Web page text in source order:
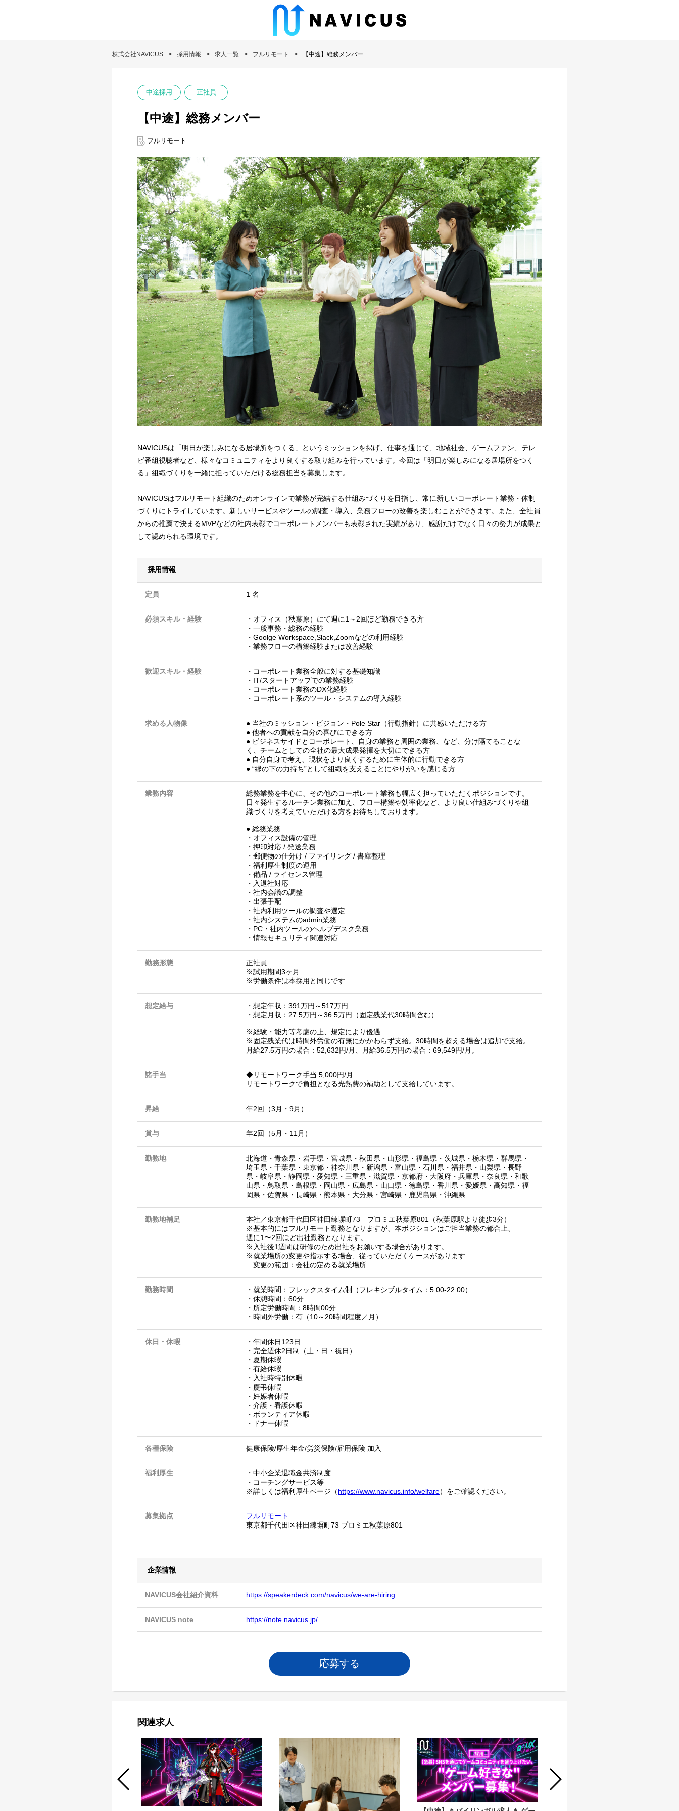
株式会社NAVICUS 採用情報 求人一覧 フルリモート 【中途】総務メンバー
中途採用 正社員
【中途】総務メンバー
フルリモート
NAVICUSは「明日が楽しみになる居場所をつくる」というミッションを掲げ、仕事を通じて、地域社会、ゲームファン、テレ
ビ番組視聴者など、様々なコミュニティをより良くする取り組みを行っています。今回は「明日が楽しみになる居場所をつく
る」組織づくりを一緒に担っていただける総務担当を募集します。
NAVICUSはフルリモート組織のためオンラインで業務が完結する仕組みづくりを目指し、常に新しいコーポレート業務・体制
づくりにトライしています。新しいサービスやツールの調査・導入、業務フローの改善を楽しむことができます。また、全社員
からの推薦で決まるMVPなどの社内表彰でコーポレートメンバーも表彰された実績があり、感謝だけでなく日々の努力が成果と
して認められる環境です。
採用情報
定員 1 名
必須スキル・経験
・オフィス（秋葉原）にて週に1～2回ほど勤務できる方
・一般事務・総務の経験
・Goolge Workspace,Slack,Zoomなどの利用経験
・業務フローの構築経験または改善経験
歓迎スキル・経験
・コーポレート業務全般に対する基礎知識
・IT/スタートアップでの業務経験
・コーポレート業務のDX化経験
・コーポレート系のツール・システムの導入経験
求める人物像
● 当社のミッション・ビジョン・Pole Star（行動指針）に共感いただける方
● 他者への貢献を自分の喜びにできる方
● ビジネスサイドとコーポレート、自身の業務と周囲の業務、など、分け隔てることな
く、チームとしての全社の最大成果発揮を大切にできる方
● 自分自身で考え、現状をより良くするために主体的に行動できる方
● “縁の下の力持ち”として組織を支えることにやりがいを感じる方
業務内容
総務業務を中心に、その他のコーポレート業務も幅広く担っていただくポジションです。
日々発生するルーチン業務に加え、フロー構築や効率化など、より良い仕組みづくりや組
織づくりを考えていただける方をお待ちしております。
● 総務業務
・オフィス設備の管理
・押印対応 / 発送業務
・郵便物の仕分け / ファイリング / 書庫整理
・福利厚生制度の運用
・備品 / ライセンス管理
・入退社対応
・社内会議の調整
・出張手配
・社内利用ツールの調査や選定
・社内システムのadmin業務
・PC・社内ツールのヘルプデスク業務
・情報セキュリティ関連対応
勤務形態
正社員
※試用期間3ヶ月
※労働条件は本採用と同じです
想定給与
・想定年収：391万円～517万円
・想定月収：27.5万円～36.5万円（固定残業代30時間含む）
※経験・能力等考慮の上、規定により優遇
※固定残業代は時間外労働の有無にかかわらず支給。30時間を超える場合は追加で支給。
月給27.5万円の場合：52,632円/月、月給36.5万円の場合：69,549円/月。
諸手当
◆リモートワーク手当 5,000円/月
リモートワークで負担となる光熱費の補助として支給しています。
昇給 年2回（3月・9月）
賞与 年2回（5月・11月）
勤務地 北海道 ・ 青森県 ・ 岩手県 ・ 宮城県 ・ 秋田県 ・ 山形県 ・ 福島県 ・ 茨城県 ・ 栃木県 ・ 群馬県 ・
埼玉県 ・ 千葉県 ・ 東京都 ・ 神奈川県 ・ 新潟県 ・ 富山県 ・ 石川県 ・ 福井県 ・ 山梨県 ・ 長野
県 ・ 岐阜県 ・ 静岡県 ・ 愛知県 ・ 三重県 ・ 滋賀県 ・ 京都府 ・ 大阪府 ・ 兵庫県 ・ 奈良県 ・ 和歌
山県 ・ 鳥取県 ・ 島根県 ・ 岡山県 ・ 広島県 ・ 山口県 ・ 徳島県 ・ 香川県 ・ 愛媛県 ・ 高知県 ・ 福
岡県 ・ 佐賀県 ・ 長崎県 ・ 熊本県 ・ 大分県 ・ 宮崎県 ・ 鹿児島県 ・ 沖縄県
勤務地補足
本社／東京都千代田区神田練塀町73 プロミエ秋葉原801（秋葉原駅より徒歩3分）
※基本的にはフルリモート勤務となりますが、本ポジションはご担当業務の都合上、
週に1〜2回ほど出社勤務となります。
※入社後1週間は研修のため出社をお願いする場合があります。
※就業場所の変更や指示する場合、従っていただくケースがあります
​ 変更の範囲：会社の定める就業場所
勤務時間
・就業時間：フレックスタイム制（フレキシブルタイム：5:00-22:00）
・休憩時間：60分
・所定労働時間：8時間00分
・時間外労働：有（10～20時間程度／月）
休日・休暇
・年間休日123日
・完全週休2日制（土・日・祝日）
・夏期休暇
・有給休暇
・入社時特別休暇
・慶弔休暇
・妊娠者休暇
・介護・看護休暇
・ボランティア休暇
・ドナー休暇
各種保険 健康保険/厚生年金/労災保険/雇用保険 加入
福利厚生
・中小企業退職金共済制度
・コーチングサービス等
※詳しくは福利厚生ページ（https://www.navicus.info/welfare）をご確認ください。
募集拠点
フルリモート
東京都千代田区神田練塀町73 プロミエ秋葉原801
企業情報
NAVICUS会社紹介資料 https://speakerdeck.com/navicus/we-are-hiring
NAVICUS note https://note.navicus.jp/
応募する
関連求人